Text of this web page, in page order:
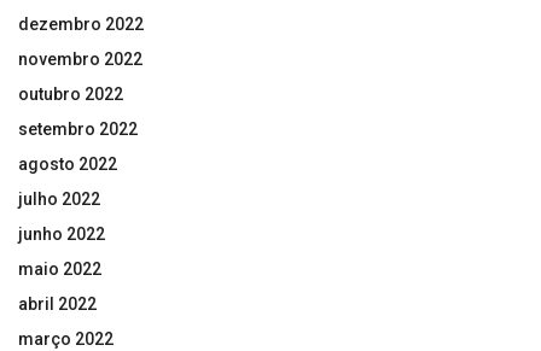
dezembro 2022
novembro 2022
outubro 2022
setembro 2022
agosto 2022
julho 2022
junho 2022
maio 2022
abril 2022
março 2022